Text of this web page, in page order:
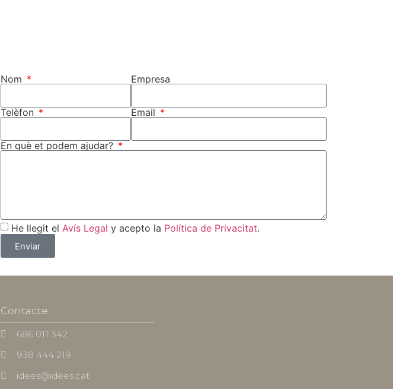
Nom Empresa
Telèfon Email
En què et podem ajudar?
He llegit el Avís Legal y acepto la Política de Privacitat.
Enviar
Contacte
686 011 342
938 444 219
idees@idees.cat